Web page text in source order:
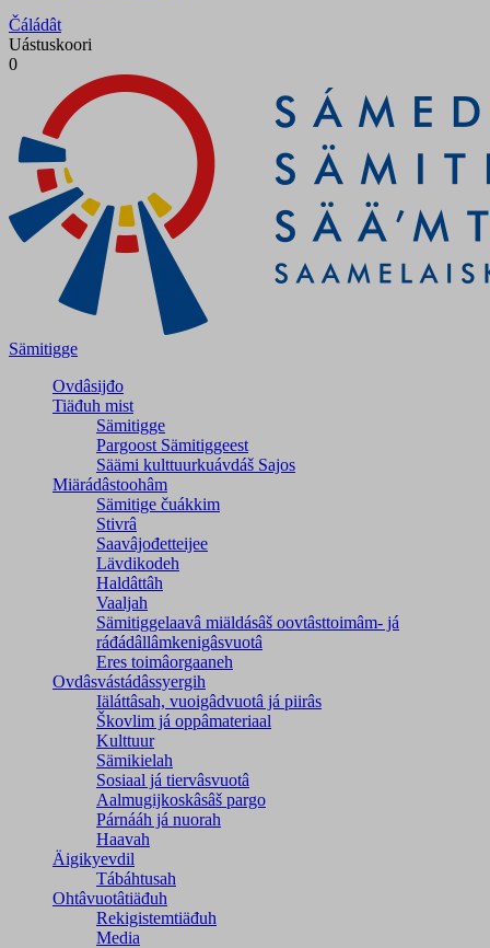
Čáládât
Uástuskoori
0
Sämitigge
Ovdâsijđo
Tiäđuh mist
Sämitigge
Pargoost Sämitiggeest
Säämi kulttuurkuávdáš Sajos
Miärádâstoohâm
Sämitige čuákkim
Stivrâ
Saavâjođetteijee
Lävdikodeh
Haldâttâh
Vaaljah
Sämitiggelaavâ miäldásâš oovtâsttoimâm- já
ráđádâllâmkenigâsvuotâ
Eres toimâorgaaneh
Ovdâsvástádâssyergih
Iäláttâsah, vuoigâdvuotâ já piirâs
Škovlim já oppâmateriaal
Kulttuur
Sämikielah
Sosiaal já tiervâsvuotâ
Aalmugijkoskâsâš pargo
Párnááh já nuorah
Haavah
Äigikyevdil
Tábáhtusah
Ohtâvuotâtiäđuh
Rekigistemtiäđuh
Media